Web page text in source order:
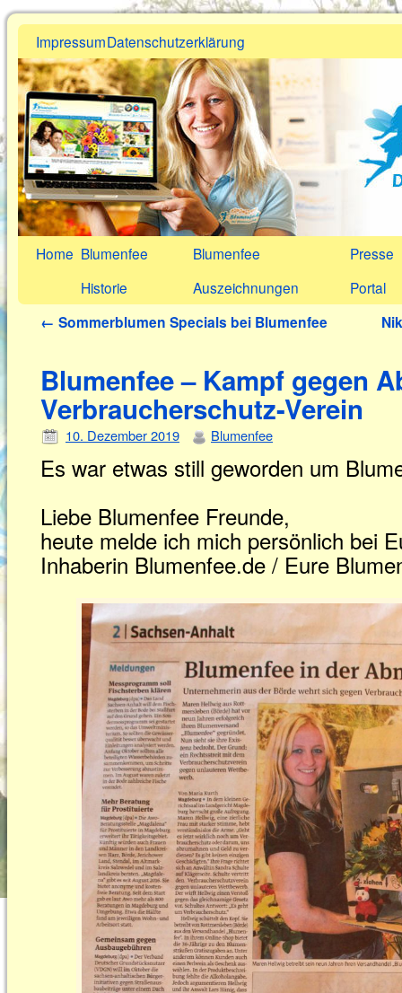
ImpressumDatenschutzerklärung
Home Blumenfee
Historie
Blumenfee
Auszeichnungen
Presse
Portal
← Sommerblumen Specials bei Blumenfee
Blumenfee – Kampf gegen
Verbraucherschutz-Verein
10. Dezember 2019 Blumenfee
Es war etwas still geworden um
Liebe Blumenfee Freunde,
heute melde ich mich persönlich bei
Inhaberin Blumenfee.de / Eure